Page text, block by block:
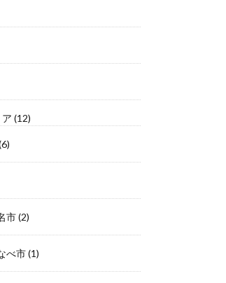
(12)
市(2)
べ市(1)